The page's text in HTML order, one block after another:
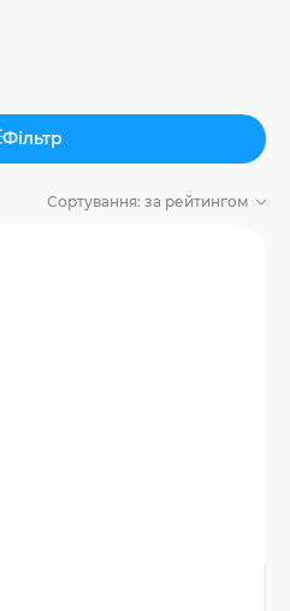
Фільтр
Сортування: за рейтингом